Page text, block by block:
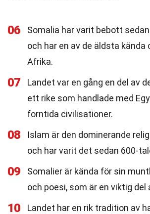
06
Somalia har varit bebott
och har en av de äldsta kända
Afrika.
07
Landet var en gång en del av
ett rike som handlade med
forntida civilisationer.
08
Islam är den dominerande
och har varit det sedan 600-
09
Somalier är kända för sin
och poesi, som är en viktig del
10
Landet har en rik tradition av